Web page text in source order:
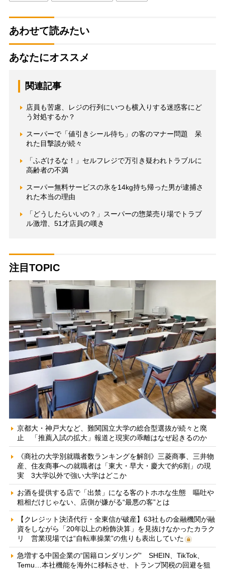
あわせて読みたい
あなたにオススメ
関連記事
店員も苦慮、レジの行列にいつも横入りする迷惑客にど
う対処するか？
スーパーで「値引きシール待ち」の客のマナー問題 呆
れた目撃談が続々
「ふざけるな！」セルフレジで万引き疑われトラブルに
高齢者の不満
スーパー無料サービスの氷を14kg持ち帰った男が逮捕さ
れた本当の理由
「どうしたらいいの？」スーパーの惣菜売り場でトラブ
ル激増、51才店員の嘆き
注目TOPIC
京都大・神戸大など、難関国立大学の総合型選抜が続々と廃
止 「推薦入試の拡大」報道と現実の乖離はなぜ起きるのか
《商社の大学別就職者数ランキングを解剖》三菱商事、三井物
産、住友商事への就職者は「東大・早大・慶大で約6割」の現
実 3大学以外で強い大学はどこか
お酒を提供する店で「出禁」になる客のトホホな生態 嘔吐や
粗相だけじゃない、店側が嫌がる“最悪の客”とは
【クレジット決済代行・全東信が破産】63社もの金融機関が融
資をしながら「20年以上の粉飾決算」を見抜けなかったカラク
リ 営業現場では“自転車操業”の焦りも表出していた
急増する中国企業の“国籍ロンダリング” SHEIN、TikTok、
Temu…本社機能を海外に移転させ、トランプ関税の回避を狙